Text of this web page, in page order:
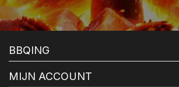
BBQING
MIJN ACCOUNT